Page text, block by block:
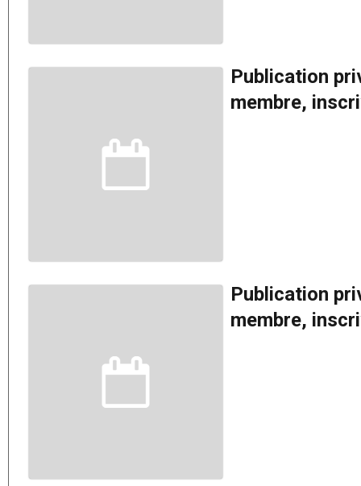
Publication
membre,
Publication
membre,